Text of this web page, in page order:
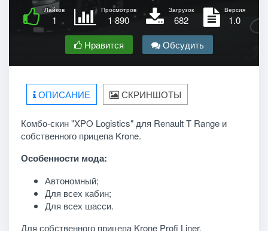
Лайков
1
Просмотров
1 890
Загрузок
682
Версия
1.0
Нравится
Обсудить
ОПИСАНИЕ СКРИНШОТЫ
Комбо-скин "XPO Logistics" для Renault T Range и
собственного прицепа Krone.
Особенности мода:
Автономный;
Для всех кабин;
Для всех шасси.
Для собственного прицепа Krone Profi Liner.